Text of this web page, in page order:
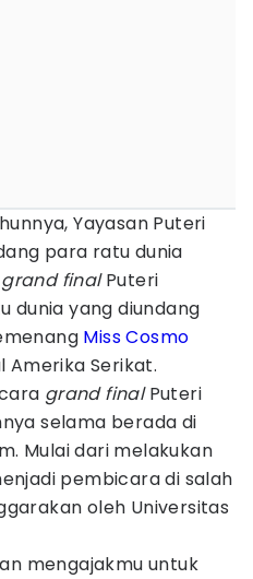
Yayasan Puteri
para ratu dunia
grand finalPuteri
dunia yang diundang
Miss Cosmo
Amerika Serikat.
grand finalPuteri
selama berada di
Mulai dari melakukan
pembicara di salah
oleh Universitas
mengajakmu untuk